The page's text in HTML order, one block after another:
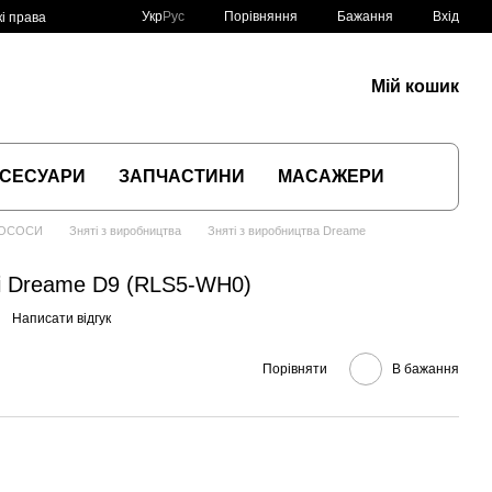
права
УкрРус Порівняння Бажання Вхід
Мій кошик
ЗАПЧАСТИНИ МАСАЖЕРИ
Зняті з виробництва
Зняті з виробництва Dreame
D9 (RLS5-WH0)
Написати відгук
Порівняти В бажання